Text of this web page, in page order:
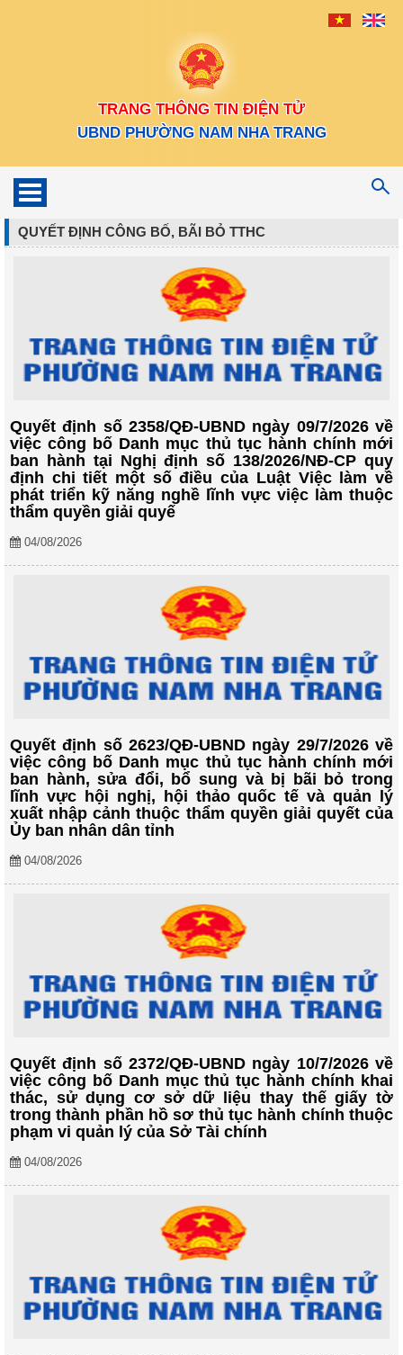
TRANG THÔNG TIN ĐIỆN TỬ
UBND PHƯỜNG NAM NHA TRANG
Toggle
navigation
QUYẾT ĐỊNH CÔNG BỐ, BÃI BỎ TTHC
Quyết định số 2358/QĐ-UBND ngày 09/7/2026 về
việc công bố Danh mục thủ tục hành chính mới
ban hành tại Nghị định số 138/2026/NĐ-CP quy
định chi tiết một số điều của Luật Việc làm về
phát triển kỹ năng nghề lĩnh vực việc làm thuộc
thẩm quyền giải quyế
04/08/2026
Quyết định số 2623/QĐ-UBND ngày 29/7/2026 về
việc công bố Danh mục thủ tục hành chính mới
ban hành, sửa đổi, bổ sung và bị bãi bỏ trong
lĩnh vực hội nghị, hội thảo quốc tế và quản lý
xuất nhập cảnh thuộc thẩm quyền giải quyết của
Ủy ban nhân dân tỉnh
04/08/2026
Quyết định số 2372/QĐ-UBND ngày 10/7/2026 về
việc công bố Danh mục thủ tục hành chính khai
thác, sử dụng cơ sở dữ liệu thay thế giấy tờ
trong thành phần hồ sơ thủ tục hành chính thuộc
phạm vi quản lý của Sở Tài chính
04/08/2026